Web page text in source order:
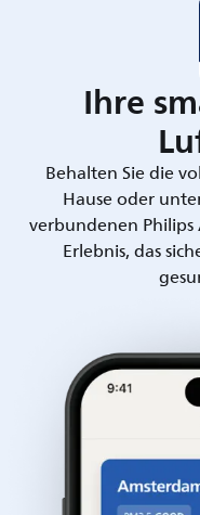
Ihre
Behalten Sie die
Hause oder
verbundenen
Erlebnis, das